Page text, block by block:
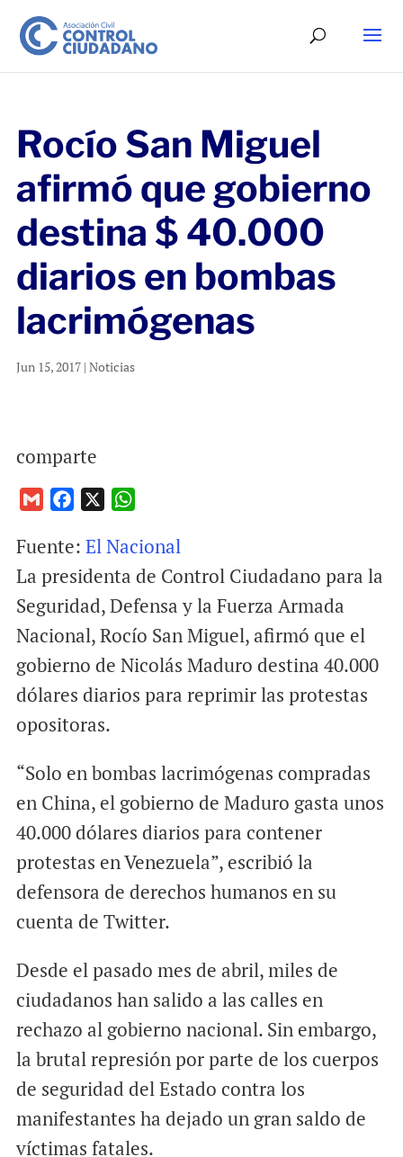
Rocío San Miguel
afirmó que gobierno
destina $ 40.000
diarios en bombas
lacrimógenas
Jun 15, 2017| Noticias
comparte
a
i
l
c
e
o
o
k
a
t
A
p
p
Fuente: El Nacional
La presidenta de Control Ciudadano para la
Seguridad, Defensa y la Fuerza Armada
Nacional, Rocío San Miguel, afirmó que el
gobierno de Nicolás Maduro destina 40.000
dólares diarios para reprimir las protestas
opositoras.
“Solo en bombas lacrimógenas compradas
en China, el gobierno de Maduro gasta unos
40.000 dólares diarios para contener
protestas en Venezuela”, escribió la
defensora de derechos humanos en su
cuenta de Twitter.
Desde el pasado mes de abril, miles de
ciudadanos han salido a las calles en
rechazo al gobierno nacional. Sin embargo,
la brutal represión por parte de los cuerpos
de seguridad del Estado contra los
manifestantes ha dejado un gran saldo de
víctimas fatales.